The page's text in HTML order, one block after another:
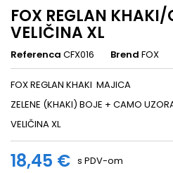
FOX REGLAN KHAKI/
VELIČINA XL
Referenca CFX016 Brend FOX
FOX REGLAN KHAKI MAJICA
ZELENE (KHAKI) BOJE + CAMO
VELIČINA XL
18,45 € s PDV-om